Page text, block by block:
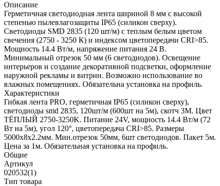
Описание
Герметичная светодиодная лента шириной 8 мм с высокой
степенью пылевлагозащиты IP65 (силикон сверху).
Светодиоды SMD 2835 (120 шт/м) с теплым белым цветом
свечения (2750 - 3250 К) и индексом цветопередачи CRI>85.
Мощность 14.4 Вт/м, напряжение питания 24 В.
Минимальный отрезок 50 мм (6 светодиодов). Освещение
интерьеров и создание декоративной подсветки, оформление
наружной рекламы и витрин. Возможно использование во
влажных помещениях. Обязательна установка на профиль.
Характеристики
Гибкая лента PRO, герметичная IP65 (силикон сверху),
светодиоды smd 2835, 120шт/м (600шт на 5м), скотч 3М. Цвет
ТЁПЛЫЙ 2750-3250K. Питание 24V, мощность 14.4 Вт/м (72
Вт на 5м), угол 120°, цветопередача CRI>85. Размеры
5000х8x2.2мм. Мин.отрезок 50мм, 6шт светодиодов. Пакет 5м.
Цена за 1м. Обязательная установка на профиль.
Общие
Артикул
020532(1)
Тип товара